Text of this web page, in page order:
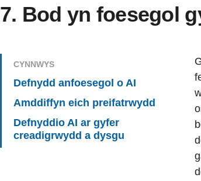
7. Bod yn foesegol
CYNNWYS
Defnydd anfoesegol o AI
Amddiffyn eich preifatrwydd
Defnyddio AI ar gyfer
creadigrwydd a dysgu